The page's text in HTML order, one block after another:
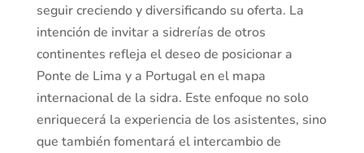
seguir creciendo y diversificando su oferta. La
intención de invitar a sidrerías de otros
continentes refleja el deseo de posicionar a
Ponte de Lima y a Portugal en el mapa
internacional de la sidra. Este enfoque no solo
enriquecerá la experiencia de los asistentes, sino
que también fomentará el intercambio de